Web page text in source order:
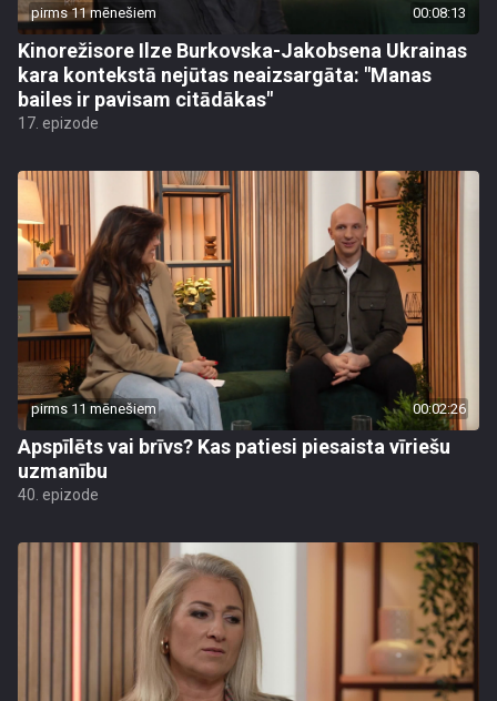
pirms 11 mēnešiem 00:08:13
Kinorežisore Ilze Burkovska-Jakobsena Ukrainas
kara kontekstā nejūtas neaizsargāta: "Manas
bailes ir pavisam citādākas"
17. epizode
pirms 11 mēnešiem 00:02:26
Apspīlēts vai brīvs? Kas patiesi piesaista vīriešu
uzmanību
40. epizode